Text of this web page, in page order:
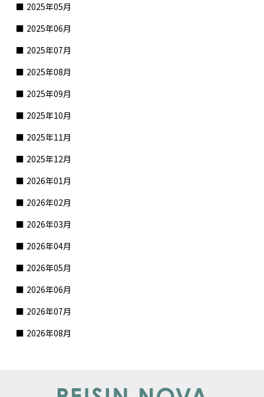
2025年05月
2025年06月
2025年07月
2025年08月
2025年09月
2025年10月
2025年11月
2025年12月
2026年01月
2026年02月
2026年03月
2026年04月
2026年05月
2026年06月
2026年07月
2026年08月